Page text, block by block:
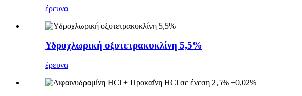
έρευνα
Υδροχλωρική οξυτετρακυκλίνη 5,5%
έρευνα